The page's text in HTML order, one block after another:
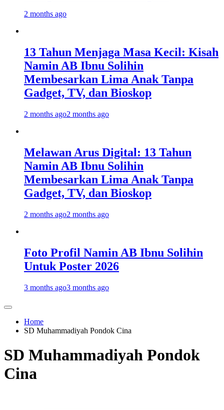
2 months ago
13 Tahun Menjaga Masa Kecil: Kisah
Namin AB Ibnu Solihin
Membesarkan Lima Anak Tanpa
Gadget, TV, dan Bioskop
2 months ago2 months ago
Melawan Arus Digital: 13 Tahun
Namin AB Ibnu Solihin
Membesarkan Lima Anak Tanpa
Gadget, TV, dan Bioskop
2 months ago2 months ago
Foto Profil Namin AB Ibnu Solihin
Untuk Poster 2026
3 months ago3 months ago
Home
SD Muhammadiyah Pondok Cina
SD Muhammadiyah Pondok
Cina